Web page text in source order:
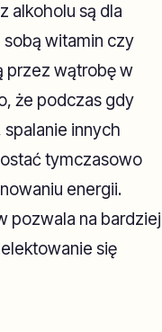
alkoholu są dla
sobą witamin czy
przez wątrobę w
że podczas gdy
innych
tymczasowo
energii.
pozwala na bardziej
się